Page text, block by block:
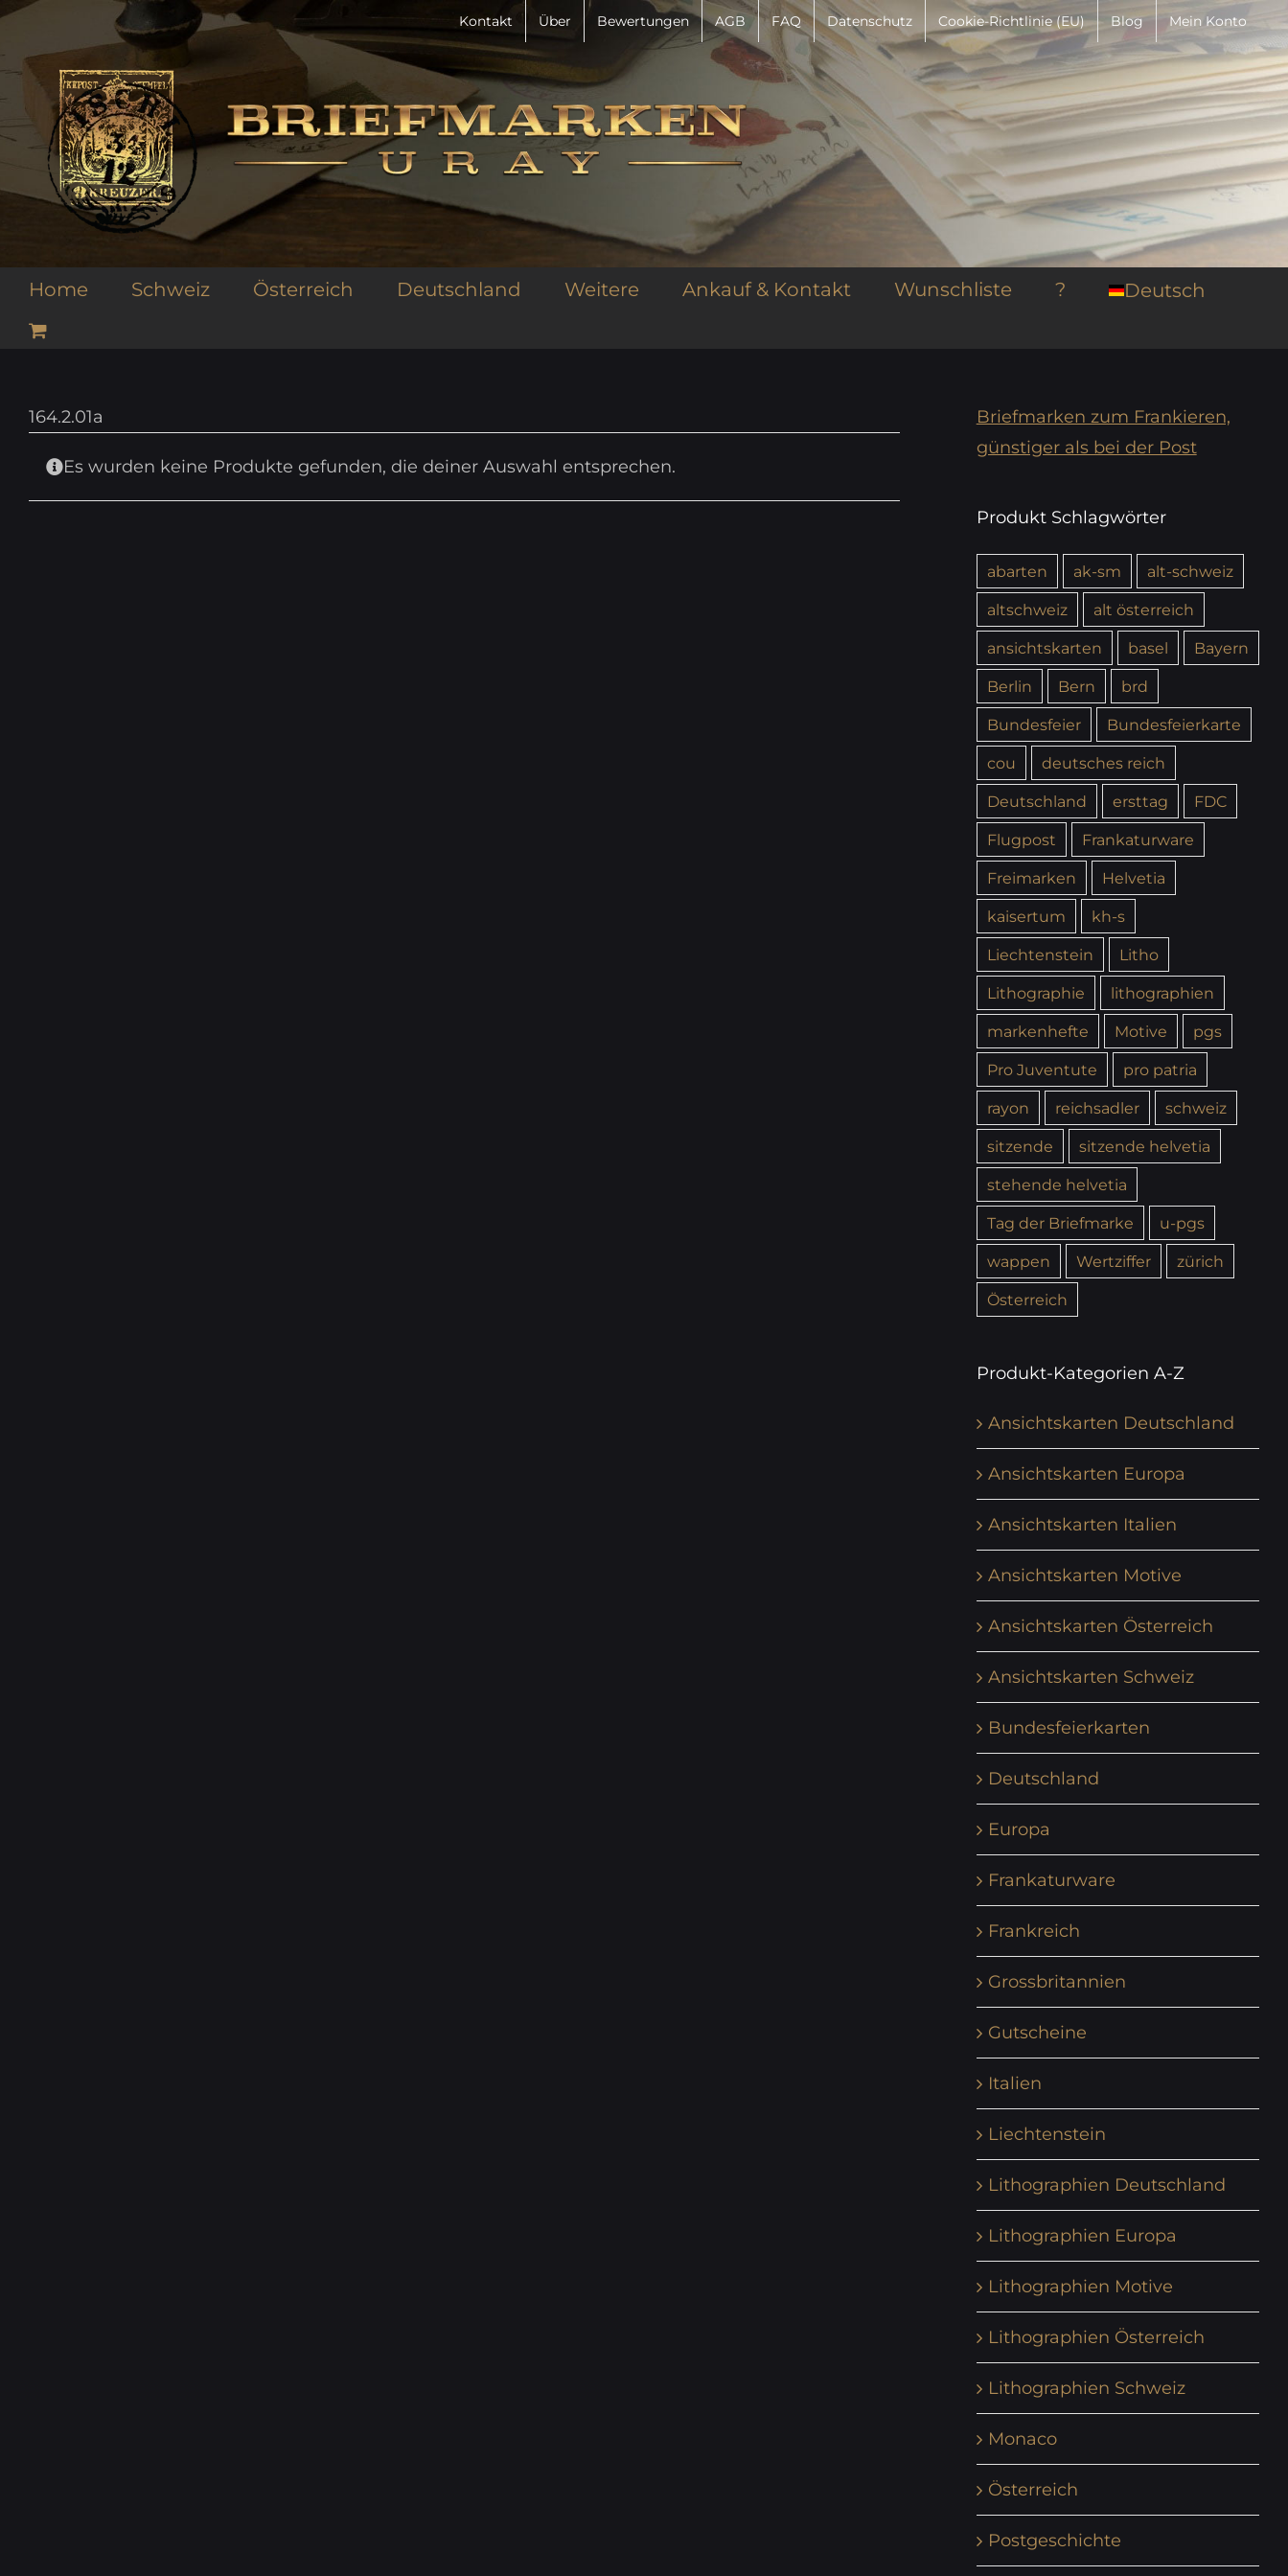
Zum
springen
Kontakt Über Bewertungen AGB FAQ Datenschutz Cookie-Richtlinie (EU) Blog Mein Konto
Home Schweiz Österreich Deutschland Weitere Ankauf & Kontakt Wunschliste ? Deutsch
164.2.01a
Es wurden keine Produkte gefunden, die deiner Auswahl entsprechen.
Briefmarken zum Frankieren,
günstiger als bei der Post
Produkt Schlagwörter
abarten ak-sm
alt-schweiz
altschweiz
alt österreich
ansichtskarten
basel
Bayern
Berlin
Bern
brd
Bundesfeier
Bundesfeierkarte
cou
deutsches reich
Deutschland
ersttag
FDC
Flugpost
Frankaturware
Freimarken
Helvetia
kaisertum
kh-s
Liechtenstein
Litho
Lithographie
lithographien
markenhefte
Motive
pgs
Pro Juventute
pro patria
rayon
reichsadler
schweiz
sitzende
sitzende helvetia
stehende helvetia
Tag der Briefmarke
u-pgs
wappen
Wertziffer
zürich
Österreich
Produkt-Kategorien A-Z
Ansichtskarten Deutschland
Ansichtskarten Europa
Ansichtskarten Italien
Ansichtskarten Motive
Ansichtskarten Österreich
Ansichtskarten Schweiz
Bundesfeierkarten
Deutschland
Europa
Frankaturware
Frankreich
Grossbritannien
Gutscheine
Italien
Liechtenstein
Lithographien Deutschland
Lithographien Europa
Lithographien Motive
Lithographien Österreich
Lithographien Schweiz
Monaco
Österreich
Postgeschichte